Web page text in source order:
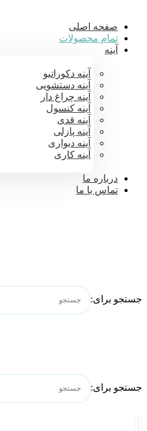
صفحه اصلی
تمام محصولات
آینه
آینه دکوراتیو
آینه دستشویی
آینه چراغ دار
آینه کنسول
آینه قدی
آینه پازلی
آینه دیواری
آینه کاری
درباره ما
تماس با ما
جستجو برای:
جستجو برای: